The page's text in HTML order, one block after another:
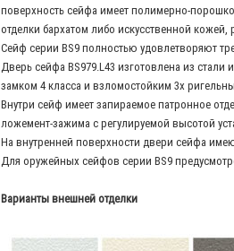
поверхность сейфа имеет полимерно-
отделки бархатом либо искусственной кожей,
Сейф серии BS9 полностью удовлетворяют
Дверь сейфа BS979.L43 изготовлена из
замком 4 класса и взломостойким 3х
Внутри сейф имеет запираемое патронное
ложемент-зажима с регулируемой высотой
На внутренней поверхности двери сейфа
Для оружейных сейфов серии BS9
Варианты внешней отделки